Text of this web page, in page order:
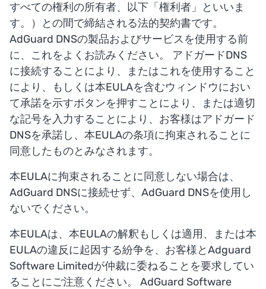
すべての権利の所有者、以下「権利者」といいま
す。）との間で締結される法的契約書です。
AdGuard DNSの製品およびサービスを使用する前
に、これをよくお読みください。 アドガードDNS
に接続することにより、またはこれを使用すること
により、もしくは本EULAを含むウィンドウにおい
て承諾を示すボタンを押すことにより、または適切
な記号を入力することにより、お客様はアドガード
DNSを承諾し、本EULAの条項に拘束されることに
同意したものとみなされます。
本EULAに拘束されることに同意しない場合は、
AdGuard DNSに接続せず、AdGuard DNSを使用し
ないでください。
本EULAは、本EULAの解釈もしくは適用、または本
EULAの違反に起因する紛争を、お客様とAdguard
Software Limitedが仲裁に委ねることを要求してい
ることにご注意ください。 AdGuard Software